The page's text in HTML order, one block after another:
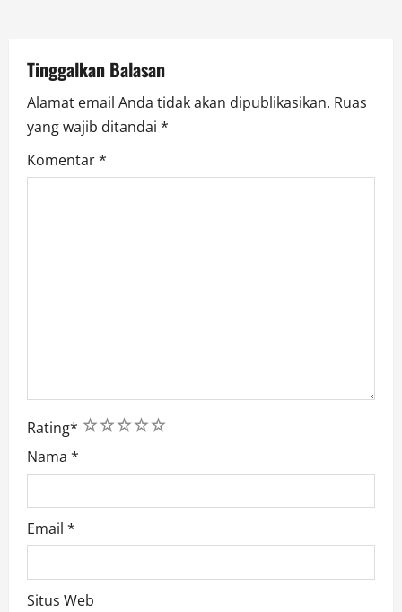
o
n
Tinggalkan Balasan
Alamat email Anda tidak akan dipublikasikan. Ruas
yang wajib ditandai *
Komentar*
Rating* 5
4
3
2
1
Nama *
Email *
Situs Web